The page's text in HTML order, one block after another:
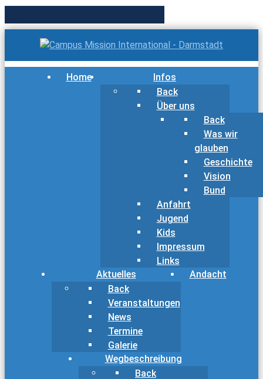
Home
Infos
Back
Über uns
Back
Was wir
glauben
Geschichte
Vision
Bund
Anfahrt
Jugend
Kids
Impressum
Links
Aktuelles
Back
Veranstaltungen
News
Termine
Galerie
Andacht
Wegbeschreibung
Back